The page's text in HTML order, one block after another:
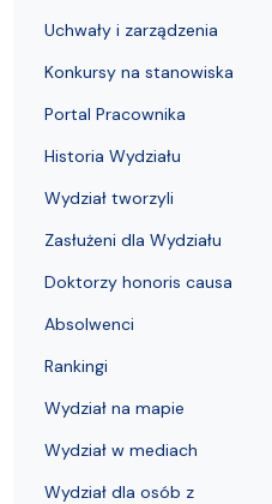
Uchwały i zarządzenia
Konkursy na stanowiska
Portal Pracownika
Historia Wydziału
Wydział tworzyli
Zasłużeni dla Wydziału
Doktorzy honoris causa
Absolwenci
Rankingi
Wydział na mapie
Wydział w mediach
Wydział dla osób z